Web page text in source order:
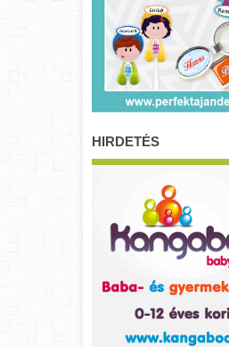
HIRDETÉS